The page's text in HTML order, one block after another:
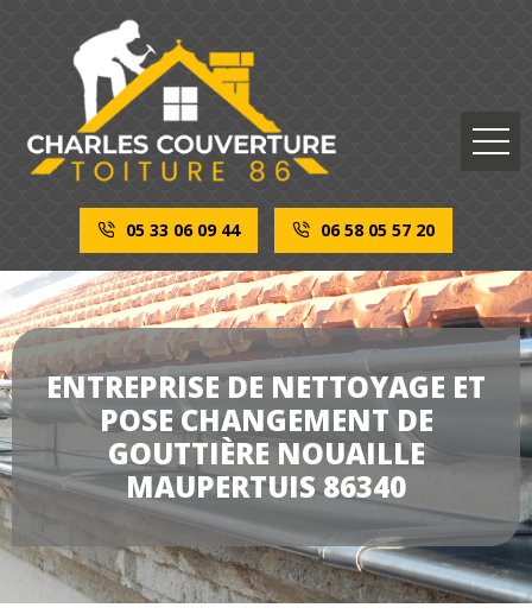
05 33 06 09 44 06 58 05 57 20
ENTREPRISE DE NETTOYAGE ET
POSE CHANGEMENT DE
GOUTTIÈRE NOUAILLE
MAUPERTUIS 86340